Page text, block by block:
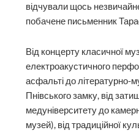
відчували щось
побачене письменник
Від концерту класичної
електроакустичного
асфальті до літературно-
Пнівського замку, від
медуніверситету до
музей), від традиційної